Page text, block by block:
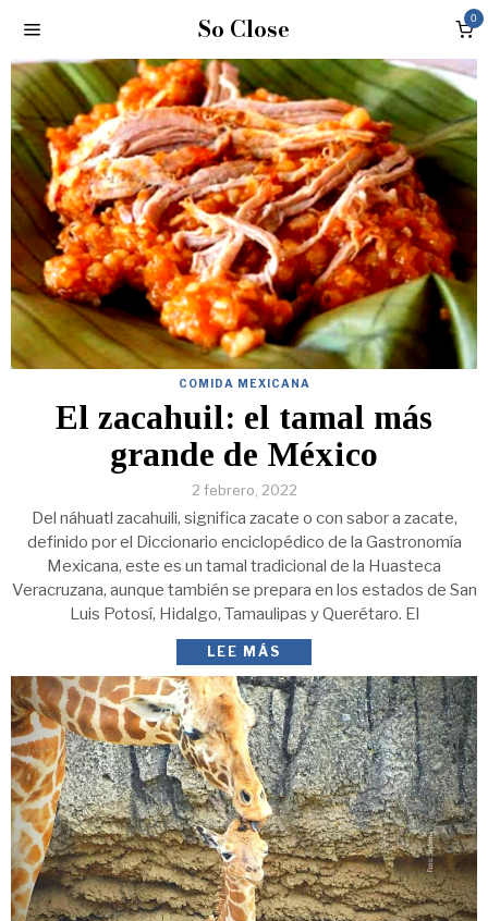
So Close 0
COMIDA MEXICANA
El zacahuil: el tamal más
grande de México
2 febrero, 2022
Del náhuatl zacahuili, significa zacate o con sabor a zacate,
definido por el Diccionario enciclopédico de la Gastronomía
Mexicana, este es un tamal tradicional de la Huasteca
Veracruzana, aunque también se prepara en los estados de San
Luis Potosí, Hidalgo, Tamaulipas y Querétaro. El
LEE MÁS